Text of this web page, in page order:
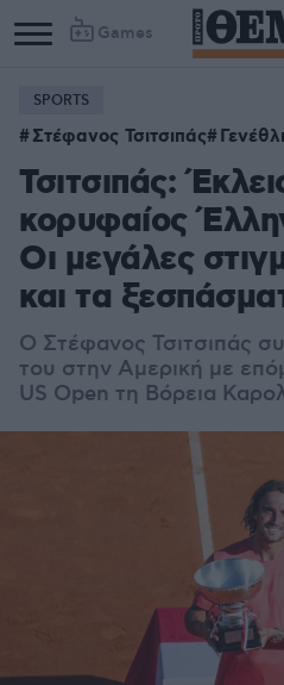
Games
SPORTS
Στέφανος Τσιτσιπάς
Τσιτσιπάς:
κορυφαίος
Οι μεγάλες
και τα
Ο Στέφανος Τσιτσιπάς
του στην Αμερική με
US Open τη Βόρεια